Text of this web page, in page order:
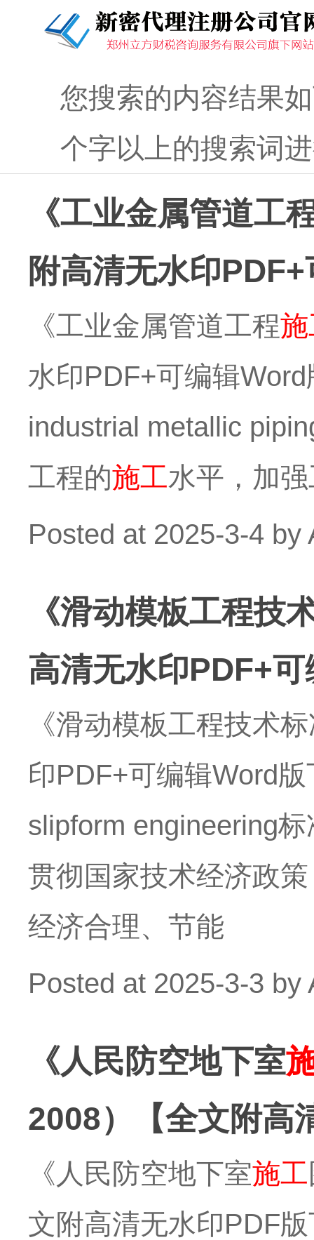
您搜索的内容结果
个字以上的搜索词
《工业金属管道工
附高清无水印
《工业金属管道工程
水印PDF+可编辑
industrial metallic
工程的施工水平，加
Posted at 2025-3-4 by
《滑动模板工程技
高清无水印PDF+
《滑动模板工程技术
印PDF+可编辑Word
slipform engineering
贯彻国家技术经济政
经济合理、节能
Posted at 2025-3-3 by
《人民防空地下室
2008）【全文附高
《人民防空地下室施工
文附高清无水印PDF